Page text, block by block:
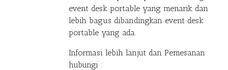
event desk portable yang menarik dan
lebih bagus dibandingkan event desk
portable yang ada.
Informasi lebih lanjut dan Pemesanan
hubungi :